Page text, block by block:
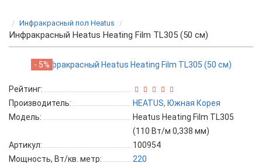
Инфракрасный пол Heatus
Инфракрасный Heatus Heating Film TL305 (50 см)
- 5%
Рейтинг:
Производитель:
HEATUS, Южная Корея
Модель:
Heatus Heating Film TL305
(110 Вт/м 0,338 мм)
Артикул:
100954
Мощность, Вт/кв. метр:
220